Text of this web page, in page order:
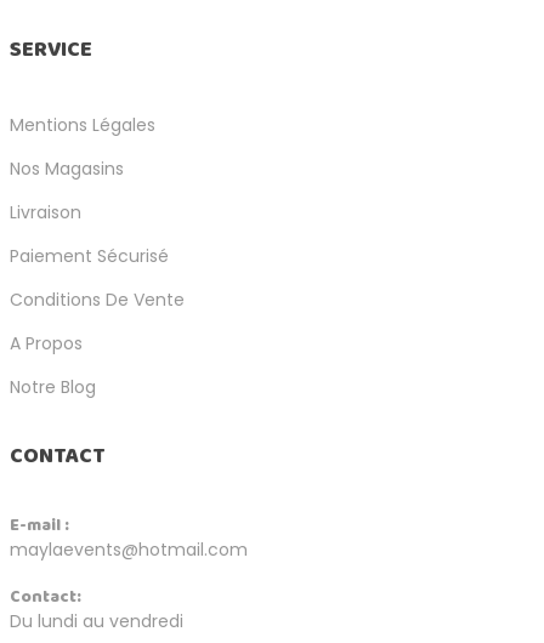
SERVICE
Mentions Légales
Nos Magasins
Livraison
Paiement Sécurisé
Conditions De Vente
A Propos
Notre Blog
CONTACT
E-mail :
maylaevents@hotmail.com
Contact:
Du lundi au vendredi